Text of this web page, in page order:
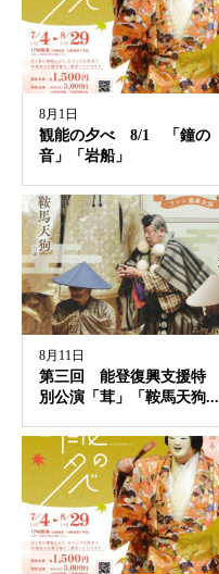
8月1日
観能の夕べ 8/1 「鐘の
音」「岩船」
8月11日
第三回 能登復興支援特
別公演「茸」「鞍馬天狗...